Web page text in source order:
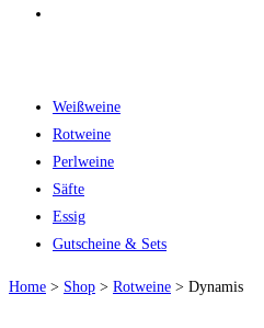
Weißweine
Rotweine
Perlweine
Säfte
Essig
Gutscheine & Sets
Home > Shop > Rotweine > Dynamis